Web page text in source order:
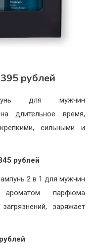
рублей
для мужчин
длительное время,
сильными и
рублей
2 в 1 для мужчин
парфюма
заряжает